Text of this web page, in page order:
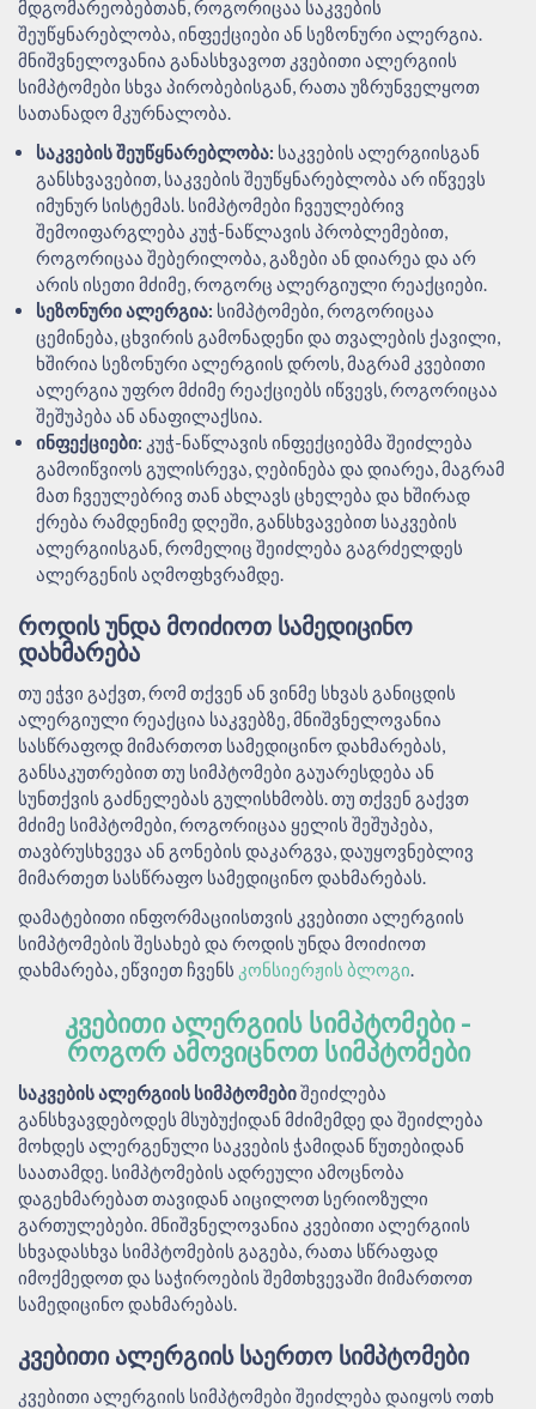
მდგომარეობებთან, როგორიცაა საკვების
შეუწყნარებლობა, ინფექციები ან სეზონური ალერგია.
მნიშვნელოვანია განასხვავოთ კვებითი ალერგიის
სიმპტომები სხვა პირობებისგან, რათა უზრუნველყოთ
სათანადო მკურნალობა.
საკვების შეუწყნარებლობა: საკვების ალერგიისგან
განსხვავებით, საკვების შეუწყნარებლობა არ იწვევს
იმუნურ სისტემას. სიმპტომები ჩვეულებრივ
შემოიფარგლება კუჭ-ნაწლავის პრობლემებით,
როგორიცაა შებერილობა, გაზები ან დიარეა და არ
არის ისეთი მძიმე, როგორც ალერგიული რეაქციები.
სეზონური ალერგია: სიმპტომები, როგორიცაა
ცემინება, ცხვირის გამონადენი და თვალების ქავილი,
ხშირია სეზონური ალერგიის დროს, მაგრამ კვებითი
ალერგია უფრო მძიმე რეაქციებს იწვევს, როგორიცაა
შეშუპება ან ანაფილაქსია.
ინფექციები: კუჭ-ნაწლავის ინფექციებმა შეიძლება
გამოიწვიოს გულისრევა, ღებინება და დიარეა, მაგრამ
მათ ჩვეულებრივ თან ახლავს ცხელება და ხშირად
ქრება რამდენიმე დღეში, განსხვავებით საკვების
ალერგიისგან, რომელიც შეიძლება გაგრძელდეს
ალერგენის აღმოფხვრამდე.
ᲠᲝᲓᲘᲡ ᲣᲜᲓᲐ ᲛᲝᲘᲫᲘᲝᲗ ᲡᲐᲛᲔᲓᲘᲪᲘᲜᲝ
ᲓᲐᲮᲛᲐᲠᲔᲑᲐ
თუ ეჭვი გაქვთ, რომ თქვენ ან ვინმე სხვას განიცდის
ალერგიული რეაქცია საკვებზე, მნიშვნელოვანია
სასწრაფოდ მიმართოთ სამედიცინო დახმარებას,
განსაკუთრებით თუ სიმპტომები გაუარესდება ან
სუნთქვის გაძნელებას გულისხმობს. თუ თქვენ გაქვთ
მძიმე სიმპტომები, როგორიცაა ყელის შეშუპება,
თავბრუსხვევა ან გონების დაკარგვა, დაუყოვნებლივ
მიმართეთ სასწრაფო სამედიცინო დახმარებას.
დამატებითი ინფორმაციისთვის კვებითი ალერგიის
სიმპტომების შესახებ და როდის უნდა მოიძიოთ
დახმარება, ეწვიეთ ჩვენს კონსიერჟის ბლოგი.
ᲙᲕᲔᲑᲘᲗᲘ ᲐᲚᲔᲠᲒᲘᲘᲡ ᲡᲘᲛᲞᲢᲝᲛᲔᲑᲘ -
ᲠᲝᲒᲝᲠ ᲐᲛᲝᲕᲘᲪᲜᲝᲗ ᲡᲘᲛᲞᲢᲝᲛᲔᲑᲘ
საკვების ალერგიის სიმპტომებიშეიძლება
განსხვავდებოდეს მსუბუქიდან მძიმემდე და შეიძლება
მოხდეს ალერგენული საკვების ჭამიდან წუთებიდან
საათამდე. სიმპტომების ადრეული ამოცნობა
დაგეხმარებათ თავიდან აიცილოთ სერიოზული
გართულებები. მნიშვნელოვანია კვებითი ალერგიის
სხვადასხვა სიმპტომების გაგება, რათა სწრაფად
იმოქმედოთ და საჭიროების შემთხვევაში მიმართოთ
სამედიცინო დახმარებას.
ᲙᲕᲔᲑᲘᲗᲘ ᲐᲚᲔᲠᲒᲘᲘᲡ ᲡᲐᲔᲠᲗᲝ ᲡᲘᲛᲞᲢᲝᲛᲔᲑᲘ
კვებითი ალერგიის სიმპტომები შეიძლება დაიყოს ოთხ